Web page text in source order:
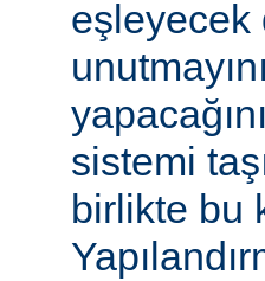
eşleyecek
sistemi
birlikte bu